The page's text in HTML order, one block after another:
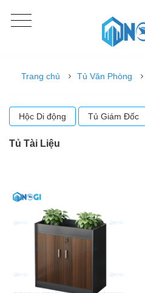
Trang chủ Tủ Văn Phòng
Hộc Di động Tủ Giám Đốc
Tủ Tài Liệu
-17%